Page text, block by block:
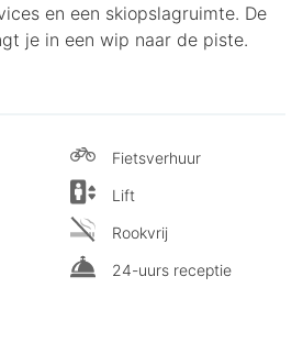
en een skiopslagruimte. De
je in een wip naar de piste.
Fietsverhuur
Lift
Rookvrij
24-uurs receptie